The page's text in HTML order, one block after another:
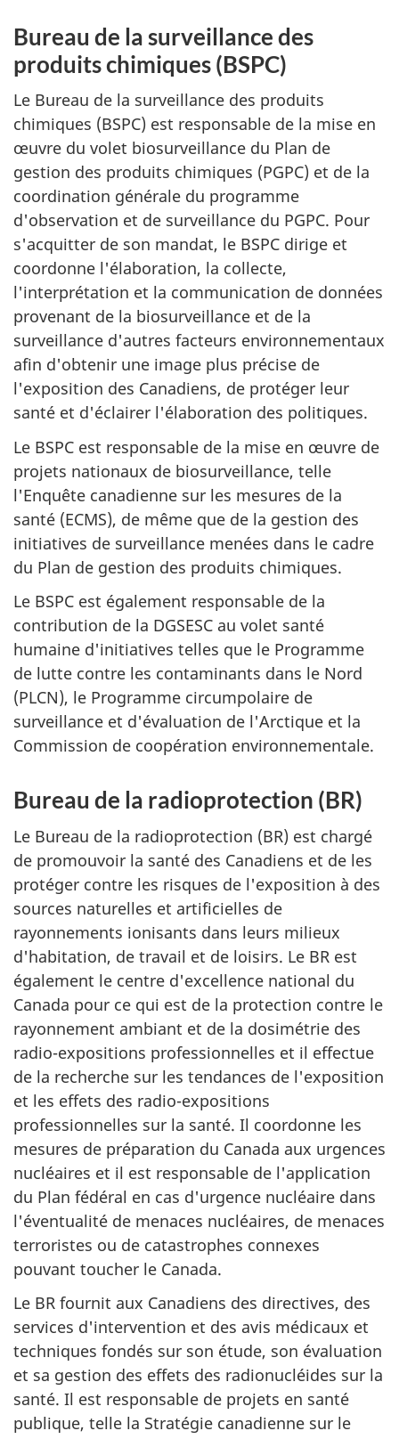
Bureau de la surveillance des
produits chimiques (BSPC)
Le Bureau de la surveillance des produits
chimiques (BSPC) est responsable de la mise en
œuvre du volet biosurveillance du Plan de
gestion des produits chimiques (PGPC) et de la
coordination générale du programme
d'observation et de surveillance du PGPC. Pour
s'acquitter de son mandat, le BSPC dirige et
coordonne l'élaboration, la collecte,
l'interprétation et la communication de données
provenant de la biosurveillance et de la
surveillance d'autres facteurs environnementaux
afin d'obtenir une image plus précise de
l'exposition des Canadiens, de protéger leur
santé et d'éclairer l'élaboration des politiques.
Le BSPC est responsable de la mise en œuvre de
projets nationaux de biosurveillance, telle
l'Enquête canadienne sur les mesures de la
santé (ECMS), de même que de la gestion des
initiatives de surveillance menées dans le cadre
du Plan de gestion des produits chimiques.
Le BSPC est également responsable de la
contribution de la DGSESC au volet santé
humaine d'initiatives telles que le Programme
de lutte contre les contaminants dans le Nord
(PLCN), le Programme circumpolaire de
surveillance et d'évaluation de l'Arctique et la
Commission de coopération environnementale.
Bureau de la radioprotection (BR)
Le Bureau de la radioprotection (BR) est chargé
de promouvoir la santé des Canadiens et de les
protéger contre les risques de l'exposition à des
sources naturelles et artificielles de
rayonnements ionisants dans leurs milieux
d'habitation, de travail et de loisirs. Le BR est
également le centre d'excellence national du
Canada pour ce qui est de la protection contre le
rayonnement ambiant et de la dosimétrie des
radio-expositions professionnelles et il effectue
de la recherche sur les tendances de l'exposition
et les effets des radio-expositions
professionnelles sur la santé. Il coordonne les
mesures de préparation du Canada aux urgences
nucléaires et il est responsable de l'application
du Plan fédéral en cas d'urgence nucléaire dans
l'éventualité de menaces nucléaires, de menaces
terroristes ou de catastrophes connexes
pouvant toucher le Canada.
Le BR fournit aux Canadiens des directives, des
services d'intervention et des avis médicaux et
techniques fondés sur son étude, son évaluation
et sa gestion des effets des radionucléides sur la
santé. Il est responsable de projets en santé
publique, telle la Stratégie canadienne sur le